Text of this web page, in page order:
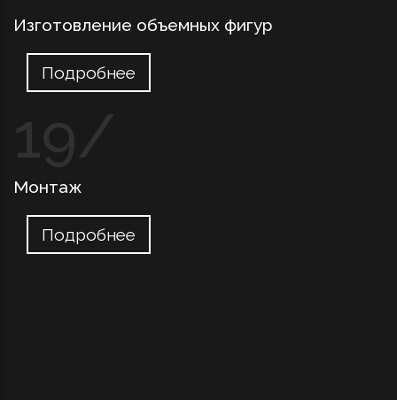
Изготовление объемных фигур
Подробнее
Монтаж
Подробнее